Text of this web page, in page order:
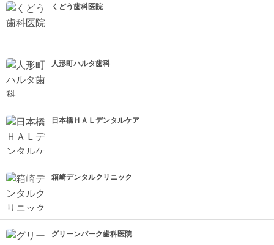
くどう歯科医院
人形町ハルタ歯科
日本橋ＨＡＬデンタルケア
箱崎デンタルクリニック
グリーンパーク歯科医院